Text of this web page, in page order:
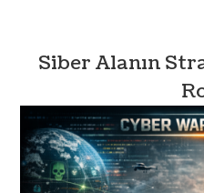
​​Siber Alanın